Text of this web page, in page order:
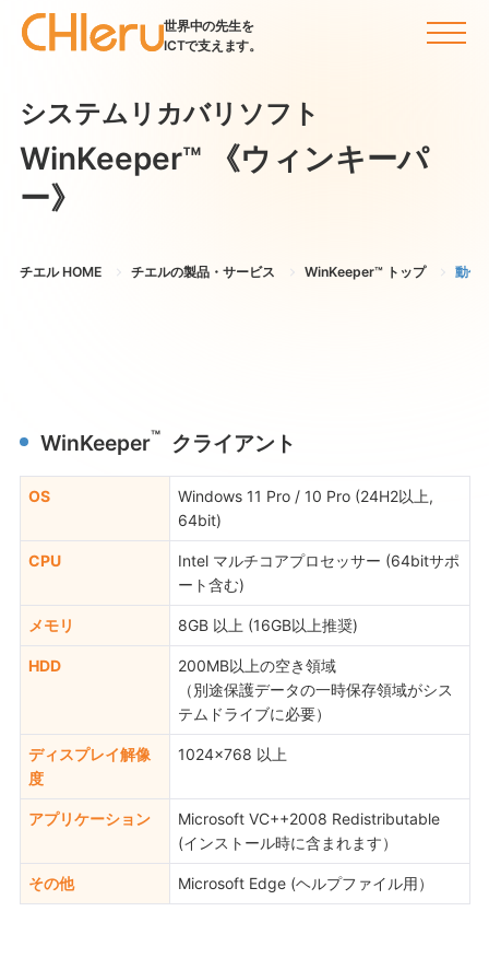
世界中の先生を
ICTで支えます。
システムリカバリソフト
WinKeeper™
《ウィンキーパ
ー》
チエル HOME チエルの製品・サービス WinKeeper™ トップ 動作
WinKeeper™クライアント
OS
Windows 11 Pro / 10 Pro (24H2以上,
64bit)
CPU
Intel マルチコアプロセッサー (64bitサポ
ート含む)
メモリ 8GB 以上 (16GB以上推奨)
HDD
200MB以上の空き領域
（別途保護データの一時保存領域がシス
テムドライブに必要）
ディスプレイ解像
度
1024×768 以上
アプリケーション
Microsoft VC++2008 Redistributable
(インストール時に含まれます）
その他 Microsoft Edge (ヘルプファイル用）